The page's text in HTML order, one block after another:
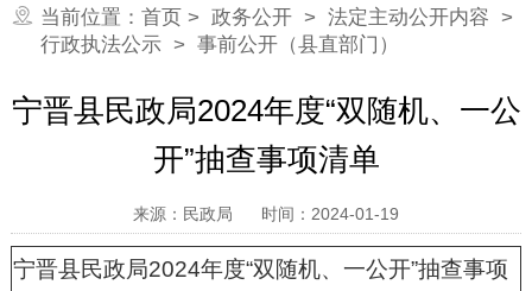
当前位置： 首页 > 政务公开> 法定主动公开内容 >
行政执法公示> 事前公开（县直部门）
宁晋县民政局2024年度“双随机、一公
开”抽查事项清单
来源：民政局 时间：2024-01-19
宁晋县民政局2024年度“双随机、一公开”抽查事项